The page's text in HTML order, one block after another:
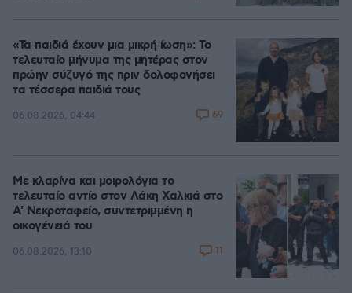
«Τα παιδιά έχουν μια μικρή ίωση»: Το
τελευταίο μήνυμα της μητέρας στον
πρώην σύζυγό της πριν δολοφονήσει
τα τέσσερα παιδιά τους
06.08.2026, 04:44 69
Με κλαρίνα και μοιρολόγια το
τελευταίο αντίο στον Λάκη Χαλκιά στο
A' Νεκροταφείο, συντετριμμένη η
οικογένειά του
06.08.2026, 13:10 11